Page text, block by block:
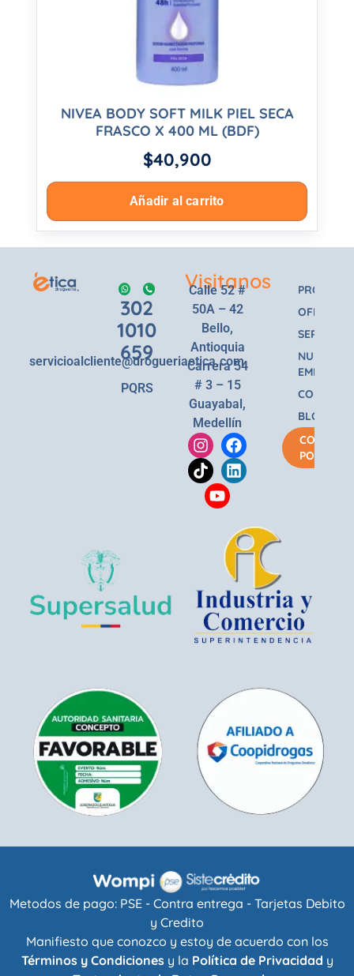
NIVEA BODY SOFT MILK PIEL SECA
FRASCO X 400 ML (BDF)
$40,900
Añadir al carrito
302
1010
659
servicioalcliente@drogueriaetica.com
PQRS
Visitanos
Calle 52 #
50A – 42
Bello,
Antioquia
Carrera 54
# 3 – 15
Guayabal,
Medellín
OFERTAS
SERVICIOS
NUESTRA
EMPRESA
BLOG
COMPRA
POR
Metodos de pago: PSE - Contra entrega - Tarjetas Debito
y Credito
Manifiesto que conozco y estoy de acuerdo con los
Términos y Condicionesy la Política de Privacidad y